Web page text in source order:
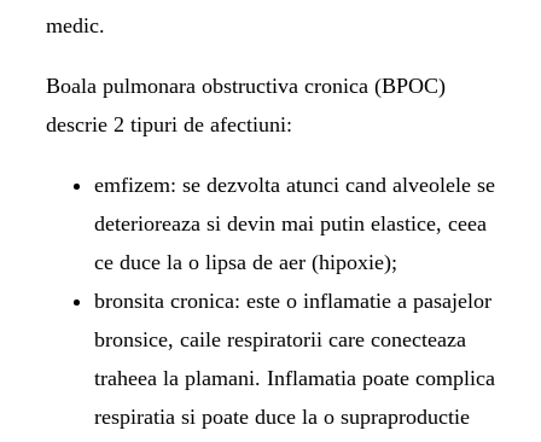
medic.
Boala pulmonara obstructiva cronica (BPOC)
descrie 2 tipuri de afectiuni:
emfizem: se dezvolta atunci cand alveolele se
deterioreaza si devin mai putin elastice, ceea
ce duce la o lipsa de aer (hipoxie);
bronsita cronica: este o inflamatie a pasajelor
bronsice, caile respiratorii care conecteaza
traheea la plamani. Inflamatia poate complica
respiratia si poate duce la o supraproductie